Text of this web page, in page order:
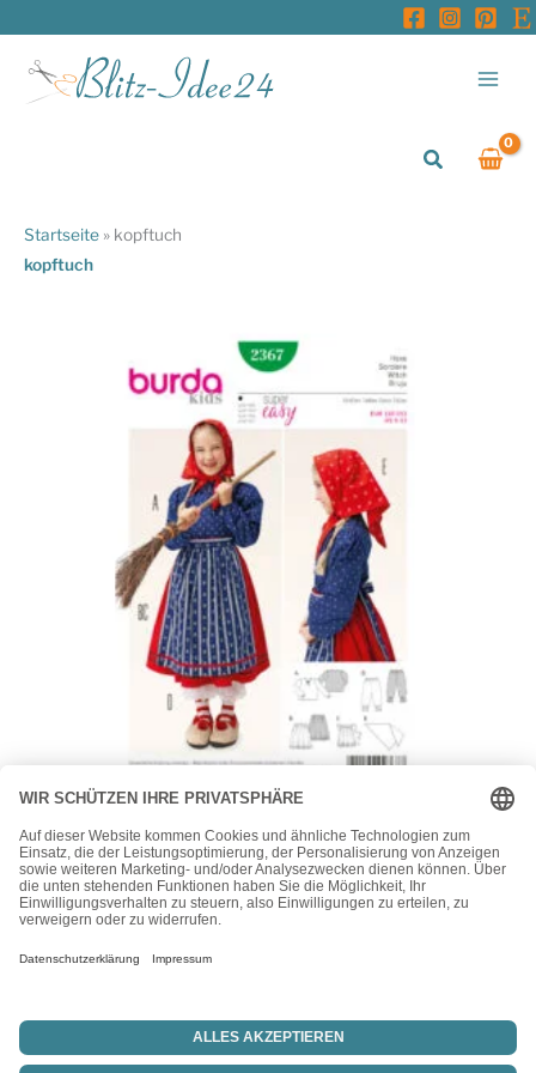
springen
Suchen
Startseite » kopftuch
kopftuch
Burda
Burda Kids Schnittmuster 2367 – Hexenkostüm für Kinder |
Fasching & Karneval
13,90€